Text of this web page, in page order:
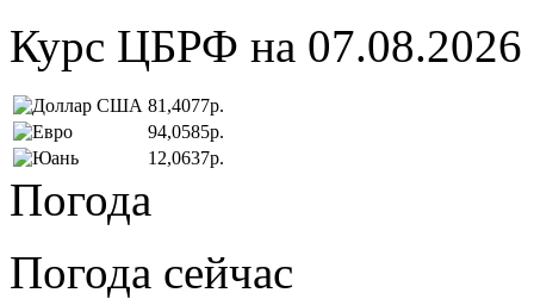
Курс ЦБРФ на 07.08.2026
81,4077р.
94,0585р.
12,0637р.
Погода
Погода сейчас